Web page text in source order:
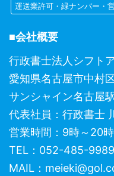
運送業許可・緑ナンバー・
■会社概要
行政書士法人シフト
愛知県名古屋市中村
サンシャイン名古屋
代表社員：行政書士
営業時間：9時～20
TEL：052-485-9989
MAIL：